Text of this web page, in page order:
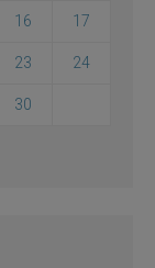
16 17
23 24
30